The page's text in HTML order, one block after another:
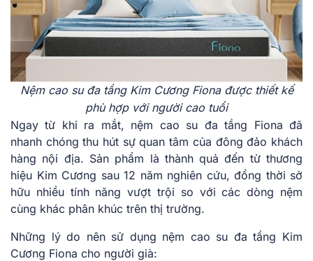
Nệm cao su đa tầng Kim Cương Fiona được thiết kế
phù hợp với người cao tuổi
Ngay từ khi ra mắt, nệm cao su đa tầng Fiona đã
nhanh chóng thu hút sự quan tâm của đông đảo khách
hàng nội địa. Sản phẩm là thành quả đến từ thương
hiệu Kim Cương sau 12 năm nghiên cứu, đồng thời sở
hữu nhiều tính năng vượt trội so với các dòng nệm
cùng khác phân khúc trên thị trường.
Những lý do nên sử dụng nệm cao su đa tầng Kim
Cương Fiona cho người già: